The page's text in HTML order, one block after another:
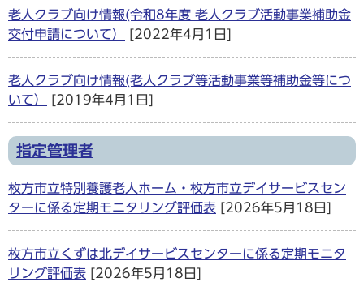
老人クラブ向け情報(令和8年度 老人クラブ活動事業補助金
交付申請について）
[2022年4月1日]
老人クラブ向け情報(老人クラブ等活動事業等補助金等につ
いて）
[2019年4月1日]
指定管理者
枚方市立特別養護老人ホーム・枚方市立デイサービスセン
ターに係る定期モニタリング評価表 [2026年5月18日]
枚方市立くずは北デイサービスセンターに係る定期モニタ
リング評価表 [2026年5月18日]